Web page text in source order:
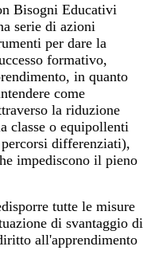
Bisogni Educativi
serie di azioni
per dare la
formativo,
in quanto
come
la riduzione
classe o equipollenti
differenziati),
impediscono il pieno
tutte le misure
di svantaggio di
all'apprendimento